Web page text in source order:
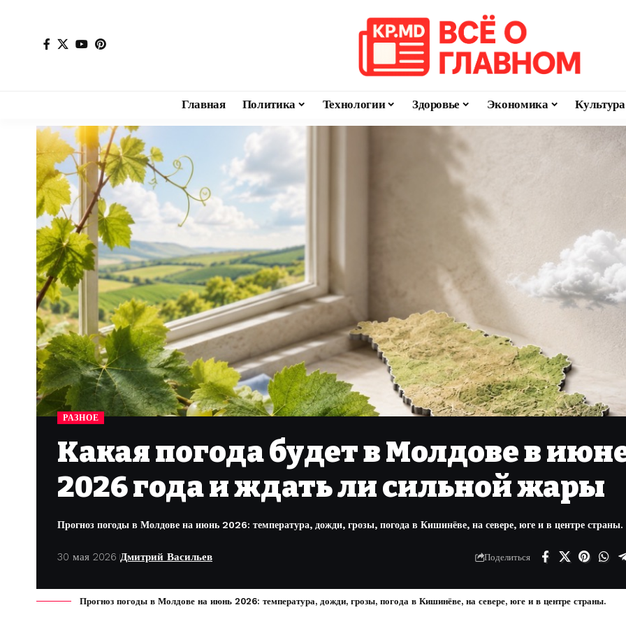
Главная Политика Технологии Здоровье Экономика Культура
РАЗНОЕ
Какая погода будет в Молдове в
2026 года и ждать ли сильной жары
Прогноз погоды в Молдове на июнь 2026: температура, дожди, грозы, погода в Кишинёве, на севере, юге и в центре страны.
30 мая 2026 Дмитрий Васильев Поделиться
Прогноз погоды в Молдове на июнь 2026: температура, дожди, грозы, погода в Кишинёве, на севере, юге и в центре страны.